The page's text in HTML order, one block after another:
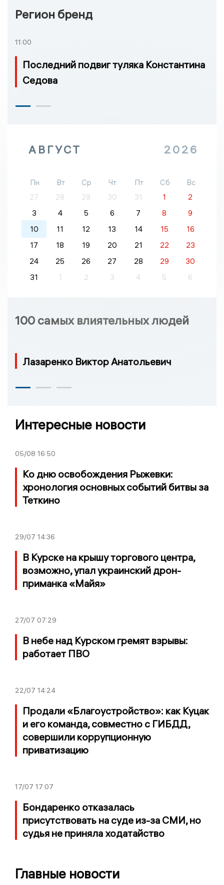
Регион бренд
11:00
Последний подвиг туляка Константина
Седова
АВГУСТ 2026
Пн Вт Ср Чт Пт Сб
Вс
27
28 29 30 31 1
2
3
4 5 6 7 8
9
10
11 12 13 14 15
16
17
18 19 20 21 22
23
24
25 26 27 28 29
30
31
1 2 3 4 5 6
100 самых влиятельных людей
Лазаренко Виктор Анатольевич
Интересные новости
05/08 16:50
Ко дню освобождения Рыжевки:
хронология основных событий битвы за
Теткино
29/07 14:36
В Курске на крышу торгового центра,
возможно, упал украинский дрон-
приманка «Майя»
27/07 07:29
В небе над Курском гремят взрывы:
работает ПВО
22/07 14:24
Продали «Благоустройство»: как Куцак
и его команда, совместно с ГИБДД,
совершили коррупционную
приватизацию
17/07 17:07
Бондаренко отказалась
присутствовать на суде из-за СМИ, но
судья не приняла ходатайство
Главные новости